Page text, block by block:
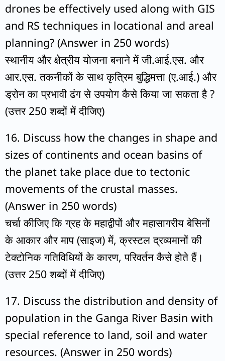
drones be effectively used along with GIS
and RS techniques in locational and areal
planning? (Answer in 250 words)
स्थानीय और क्षेत्रीय योजना बनाने में जी.आई.एस. और
आर.एस. तकनीकों के साथ कृत्रिम बुद्धिमत्ता (ए.आई.) और
ड्रोन का प्रभावी ढंग से उपयोग कैसे किया जा सकता है ?
(उत्तर 250 शब्दों में दीजिए)
16. Discuss how the changes in shape and
sizes of continents and ocean basins of
the planet take place due to tectonic
movements of the crustal masses.
(Answer in 250 words)
चर्चा कीजिए कि ग्रह के महाद्वीपों और महासागरीय बेसिनों
के आकार और माप (साइज) में, क्रस्टल द्रव्यमानों की
टेक्टोनिक गतिविधियों के कारण, परिवर्तन कैसे होते हैं।
(उत्तर 250 शब्दों में दीजिए)
17. Discuss the distribution and density of
population in the Ganga River Basin with
special reference to land, soil and water
resources. (Answer in 250 words)